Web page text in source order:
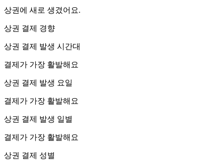
상권에 새로 생겼어요.
상권 결제 경향
상권 결제 발생 시간대
결제가 가장 활발해요
상권 결제 발생 요일
결제가 가장 활발해요
상권 결제 발생 일별
결제가 가장 활발해요
상권 결제 성별